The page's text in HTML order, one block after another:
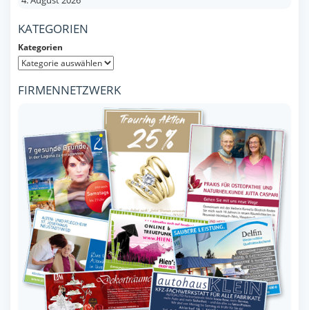
KATEGORIEN
Kategorien
FIRMENNETZWERK